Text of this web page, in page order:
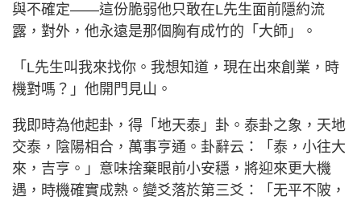
與不確定——這份脆弱他只敢在L先生面前隱約流
露，對外，他永遠是那個胸有成竹的「大師」。
「L先生叫我來找你。我想知道，現在出來創業，時
機對嗎？」他開門見山。
我即時為他起卦，得「地天泰」卦。泰卦之象，天地
交泰，陰陽相合，萬事亨通。卦辭云：「泰，小往大
來，吉亨。」意味捨棄眼前小安穩，將迎來更大機
遇，時機確實成熟。變爻落於第三爻：「无平不陂，